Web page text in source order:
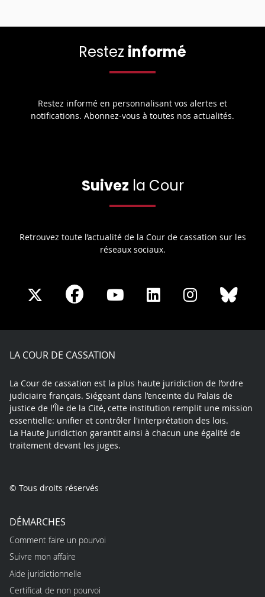
Restez informé
Restez informé en personnalisant vos alertes et
notifications. Abonnez-vous à toutes nos actualités.
Suivez la Cour
Retrouvez toute l’actualité de la Cour de cassation sur les
réseaux sociaux.
Share
X
Share
Facebook
Share
Youtube
Share
LinkedIn
Share
Instagram
LA COUR DE CASSATION
La Cour de cassation est la plus haute juridiction de l’ordre
judiciaire français. Siégeant dans l’enceinte du Palais de
justice de l'Île de la Cité, cette institution remplit une mission
essentielle: unifier et contrôler l'interprétation des lois.
La Haute Juridiction garantit ainsi à chacun une égalité de
traitement devant les juges.
© Tous droits réservés
DÉMARCHES
Comment faire un pourvoi
Suivre mon affaire
Aide juridictionnelle
Certificat de non pourvoi